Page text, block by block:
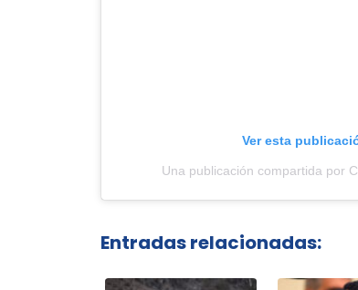
Ver esta
Una publicación compartida por
Entradas relacionadas: